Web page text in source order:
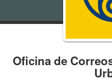
Oficina de